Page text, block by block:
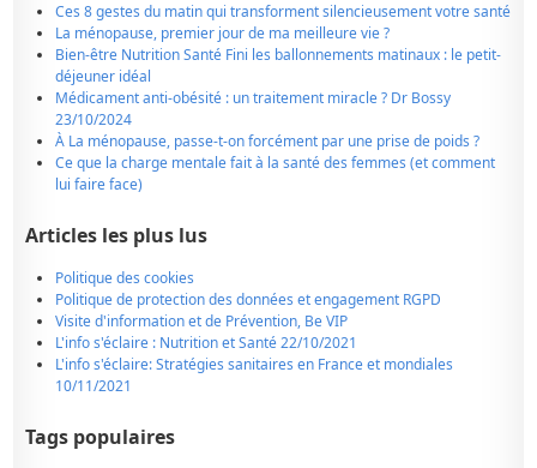
Ces 8 gestes du matin qui transforment silencieusement votre santé
La ménopause, premier jour de ma meilleure vie ?
Bien-être Nutrition Santé Fini les ballonnements matinaux : le petit-
déjeuner idéal
Médicament anti-obésité : un traitement miracle ? Dr Bossy
23/10/2024
À La ménopause, passe-t-on forcément par une prise de poids ?
Ce que la charge mentale fait à la santé des femmes (et comment
lui faire face)
Articles les plus lus
Politique des cookies
Politique de protection des données et engagement RGPD
Visite d'information et de Prévention, Be VIP
L'info s'éclaire : Nutrition et Santé 22/10/2021
L'info s'éclaire: Stratégies sanitaires en France et mondiales
10/11/2021
Tags populaires